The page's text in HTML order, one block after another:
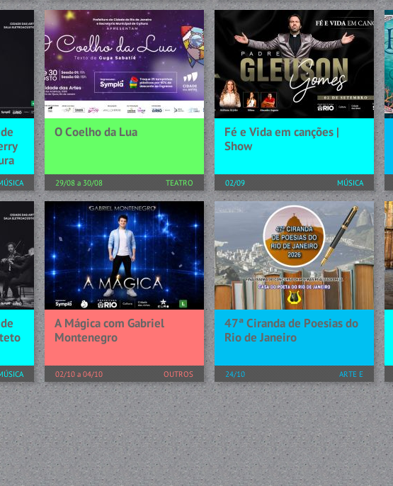
LEGO® doa ao Rio de Janeiro a
maquete feita com 947 mil
peças A maquete do Rio de
Janeiro feita totalmente em
LEGO foi construída para
homenagear de forma criativa...
[+] SAIBA MAIS
CONHECIMENTO
1. Boas-vindas: ● Iniciaremos
com uma breve apresentação,
onde me apresentarei e
explicarei os objetivos da aula
de yoga. ● Criarei um ambiente
acolhedor e receptivo para...
[+] SAIBA MAIS
O Coelho da Lua
29/08 a 30/08 TEATRO
A peça conta a história de Suki,
um jovem coelho muito
inteligente, que para realizar o
sonho de tornar-se um
astronauta, contará com a ajuda
de seu melhor amigo Flecha...
[+] SAIBA MAIS
Fé e Vida em canções |
Show
02/09 MÚSICA
Padre Gleuson Gomes, trará
uma noite especial de fé,
música e emoção. O show
contará com as participações
especiais de Celina Borges,
Adriana Arydes, Milena e...
[+] SAIBA MAIS
em
A Mágica com Gabriel
Montenegro
02/10 a 04/10 OUTROS
Prepare-se para viver o
impossível! Você já imaginou
voar, ler pensamentos ou até se
teletransportar diante dos seus
próprios olhos? Chegou a hora
de transformar o impossível...
[+] SAIBA MAIS
47ª Ciranda de Poesias do
Rio de Janeiro
24/10
ARTE E
CONHECIMENTO
Celebração ao Dia do Poeta,
Aniversário de 36 anos da Casa
do Poeta do Rio de Janeiro,
sarau com poetas finalistas do
concurso de poemas e artistas
convidados. Recital com...